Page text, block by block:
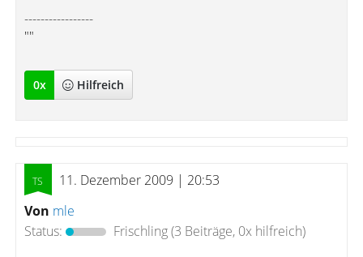
-----------------
""
0x Hilfreich
11. Dezember 2009 | 20:53
Von mle
Status:
Frischling(3 Beiträge, 0x hilfreich)